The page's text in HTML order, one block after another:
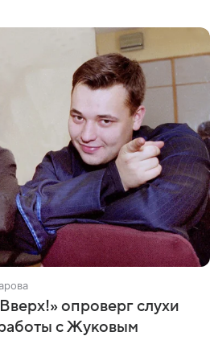
опроверг слухи
с Жуковым